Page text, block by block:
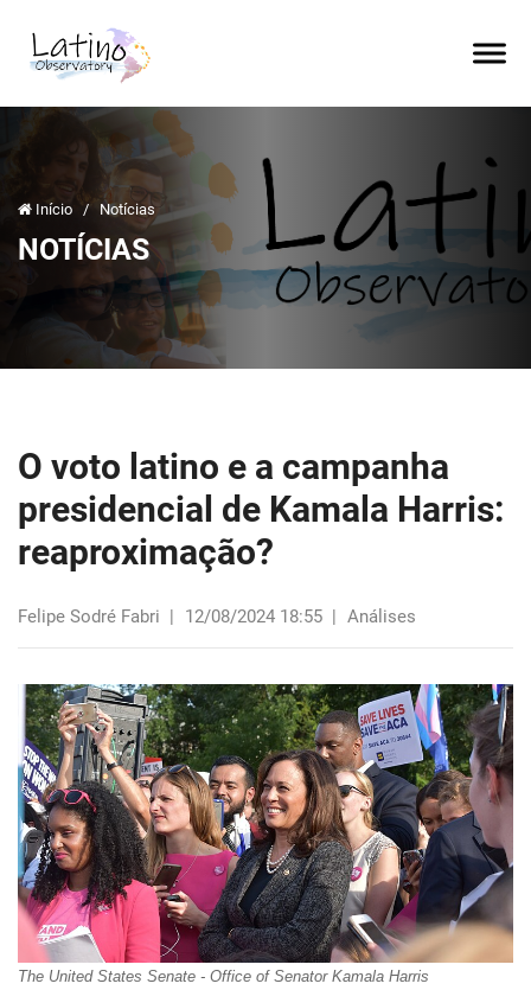
Início / Notícias
NOTÍCIAS
O voto latino e a campanha
presidencial de Kamala Harris:
reaproximação?
Felipe Sodré Fabri | 12/08/2024 18:55 | Análises
The United States Senate - Office of Senator Kamala Harris